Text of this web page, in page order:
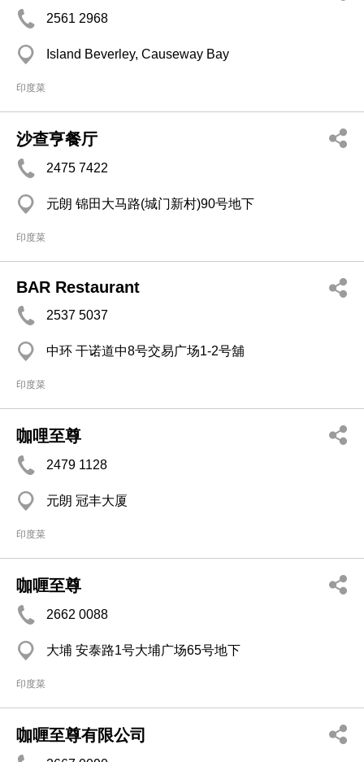
2561 2968
Island Beverley, Causeway Bay
印度菜
沙查亨餐厅
2475 7422
元朗 锦田大马路(城门新村)90号地下
印度菜
BAR Restaurant
2537 5037
中环 干诺道中8号交易广场1-2号舖
印度菜
咖哩至尊
2479 1128
元朗 冠丰大厦
印度菜
咖喱至尊
2662 0088
大埔 安泰路1号大埔广场65号地下
印度菜
咖喱至尊有限公司